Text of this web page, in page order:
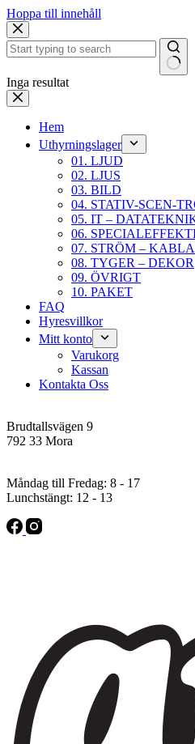
Hoppa till innehåll
Inga resultat
Hem
Uthyrningslager
01. LJUD
02. LJUS
03. BILD
04. STATIV-SCEN-
05. IT –
06.
07. STRÖM –
08. TYGER – DEKOR
09. ÖVRIGT
10. PAKET
FAQ
Hyresvillkor
Mitt konto
Varukorg
Kassan
Kontakta Oss
Brudtallsvägen 9
792 33 Mora
Måndag till Fredag: 8 - 17
Lunchstängt: 12 - 13